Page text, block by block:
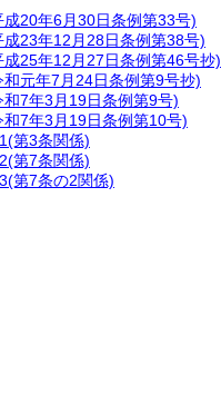
成20年6月30日条例第33号)
成23年12月28日条例第38号)
成25年12月27日条例第46号抄)
和元年7月24日条例第9号抄)
和7年3月19日条例第9号)
和7年3月19日条例第10号)
(第3条関係)
(第7条関係)
(第7条の2関係)